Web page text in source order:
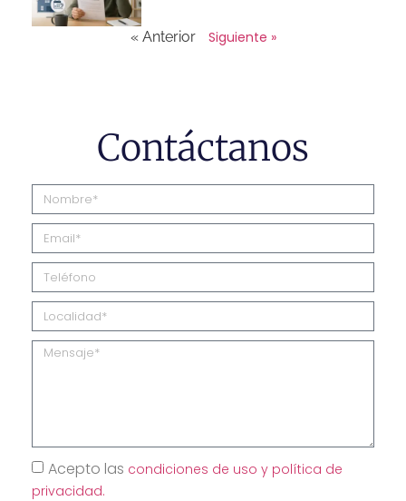
« Anterior Siguiente »
Contáctanos
Acepto las condiciones de uso y política de
privacidad.